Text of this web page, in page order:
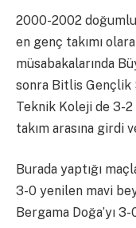
2000-2002
en genç takımı
müsabakalarında
sonra Bitlis Gençlik
Teknik Koleji de 3-
takım arasına girdi
Burada yaptığı
3-0 yenilen mavi
Bergama Doğa’yı